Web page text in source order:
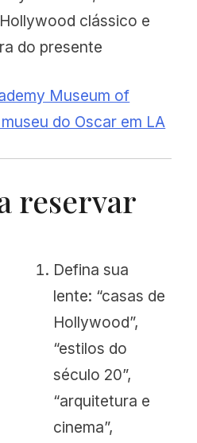
clássico e
do presente
Museum of
do Oscar em LA
reservar
Defina sua
lente: “casas de
Hollywood”,
“estilos do
século 20”,
“arquitetura e
cinema”,